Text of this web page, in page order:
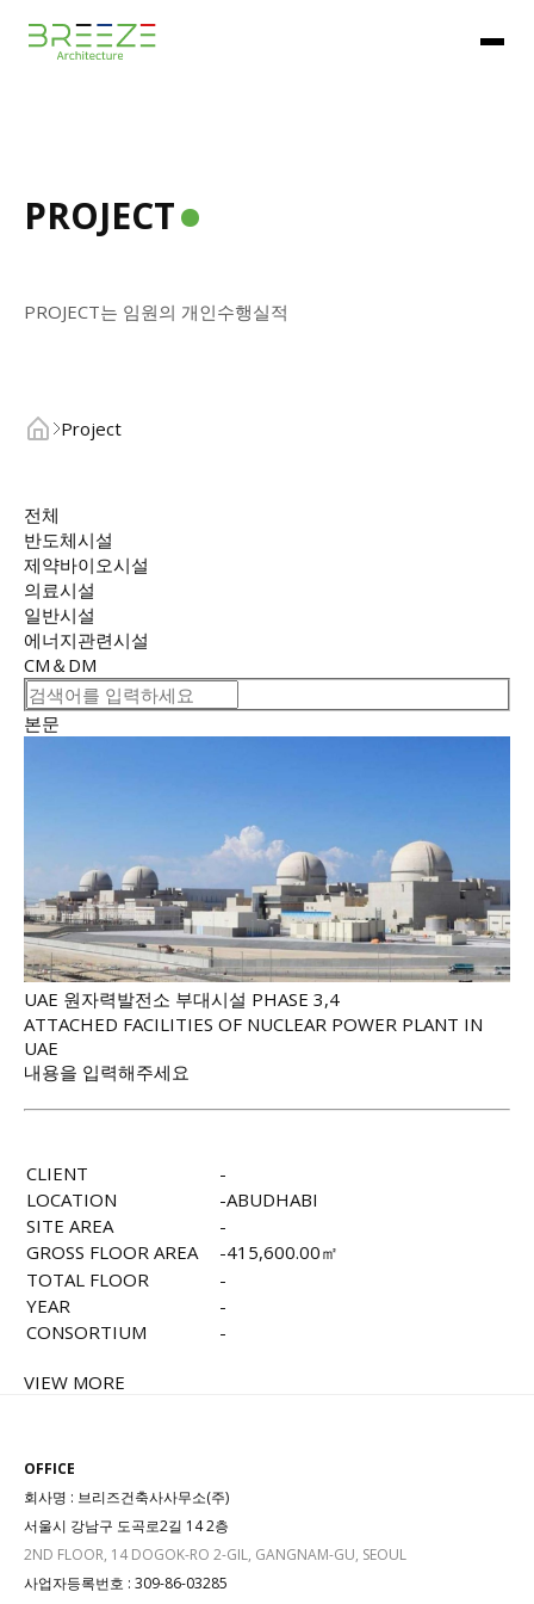
PROJECT
PROJECT는 임원의 개인수행실적
Project
전체
반도체시설
제약바이오시설
의료시설
일반시설
에너지관련시설
CM＆DM
본문
UAE 원자력발전소 부대시설 PHASE 3,4
ATTACHED FACILITIES OF NUCLEAR POWER PLANT IN
UAE
내용을 입력해주세요
CLIENT
-
LOCATION
-ABUDHABI
SITE AREA
-
GROSS FLOOR AREA
-415,600.00㎡
TOTAL FLOOR
-
YEAR
-
CONSORTIUM
-
VIEW MORE
OFFICE
회사명 : 브리즈건축사사무소(주)
서울시 강남구 도곡로2길 14 2층
2ND FLOOR, 14 DOGOK-RO 2-GIL, GANGNAM-GU, SEOUL
사업자등록번호 : 309-86-03285